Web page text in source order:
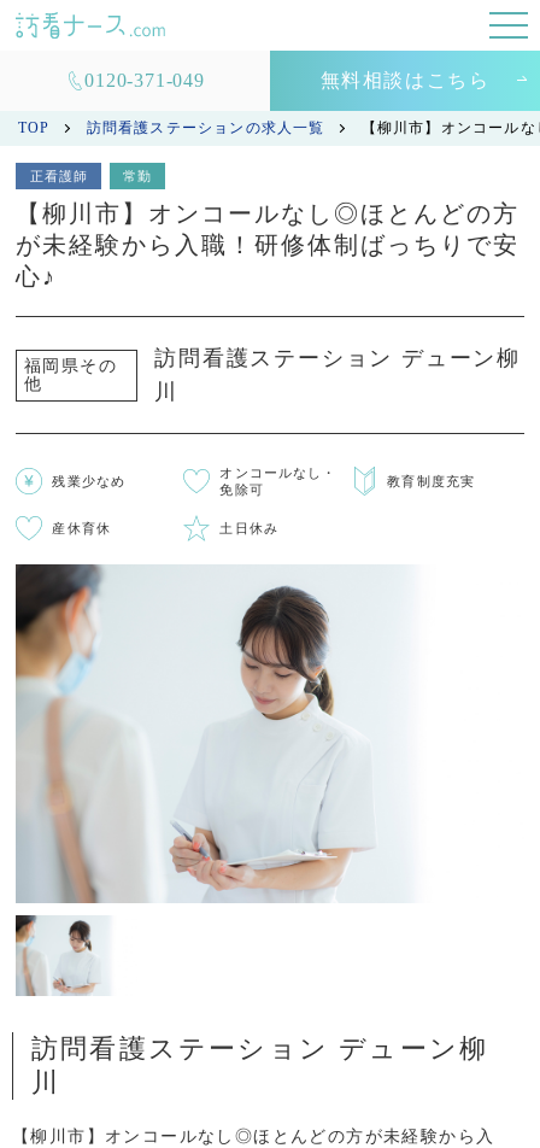
0120-371-049 無料相談はこちら
TOP 訪問看護ステーションの求人一覧 【柳川市】オンコール
正看護師 常勤
【柳川市】オンコールなし◎ほとんどの方
が未経験から入職！研修体制ばっちりで安
心♪
福岡県その
他
訪問看護ステーション デューン柳
川
残業少なめ
オンコールなし・
免除可
教育制度充実
産休育休 土日休み
訪問看護ステーション デューン柳
川
【柳川市】オンコールなし◎ほとんどの方が未経験から入